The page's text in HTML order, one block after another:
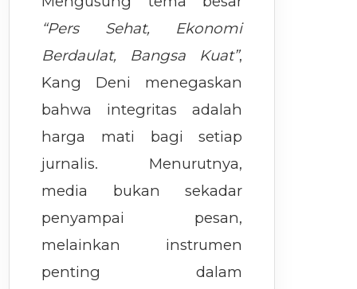
“Pers Sehat, Ekonomi
Berdaulat, Bangsa Kuat”,
Kang Deni menegaskan
bahwa integritas adalah
harga mati bagi setiap
jurnalis. Menurutnya,
media bukan sekadar
penyampai pesan,
melainkan instrumen
penting dalam